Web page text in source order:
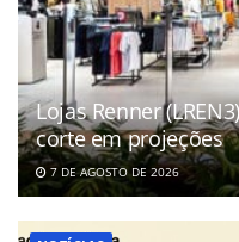
Lojas Renner
corte em projeções
7 DE AGOSTO DE 2026